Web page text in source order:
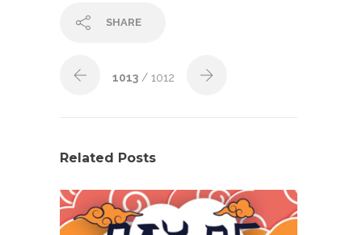
SHARE
1013 / 1012
Related Posts